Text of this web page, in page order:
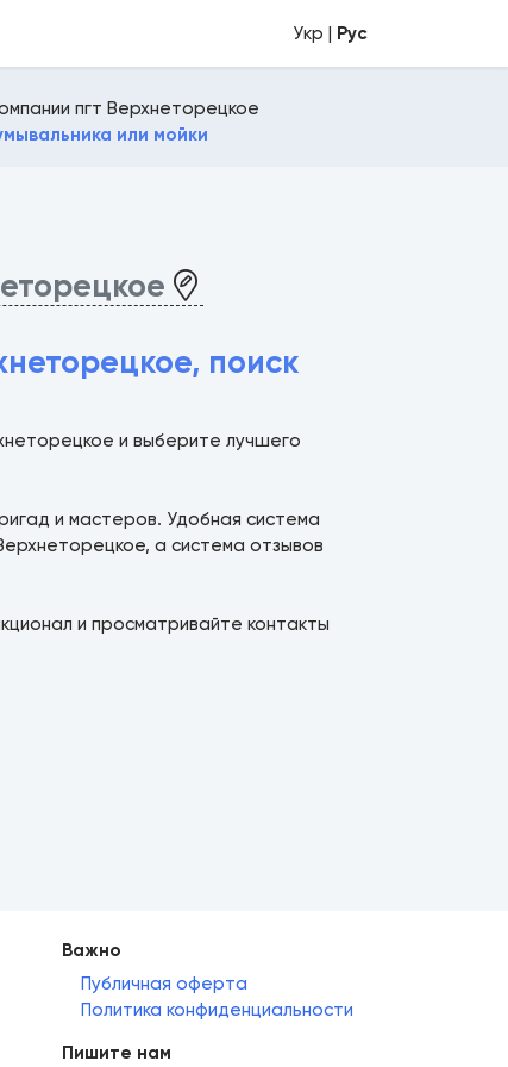
Укр | Рус
пгт Верхнеторецкое
или мойки
поиск
и выберите лучшего
и мастеров. Удобная система
а система отзывов
и просматривайте контакты
Важно
Публичная оферта
Политика конфиденциальности
Пишите нам